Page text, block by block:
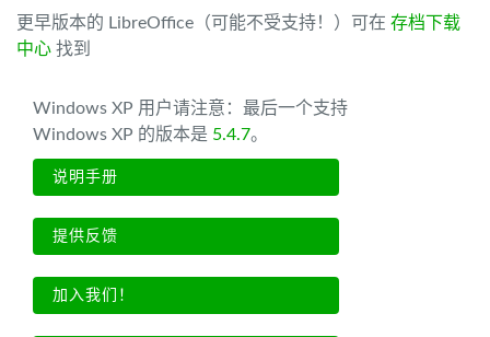
更早版本的 LibreOffice（可能不受支持！）可在 存档下载
中心 找到
Windows XP 用户请注意：最后一个支持
Windows XP 的版本是 5.4.7。
说明手册
提供反馈
加入我们！